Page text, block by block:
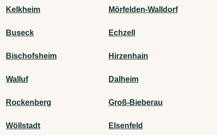
Kelkheim Mörfelden-Walldorf
Buseck Echzell
Bischofsheim Hirzenhain
Walluf Dalheim
Rockenberg Groß-Bieberau
Wöllstadt Elsenfeld